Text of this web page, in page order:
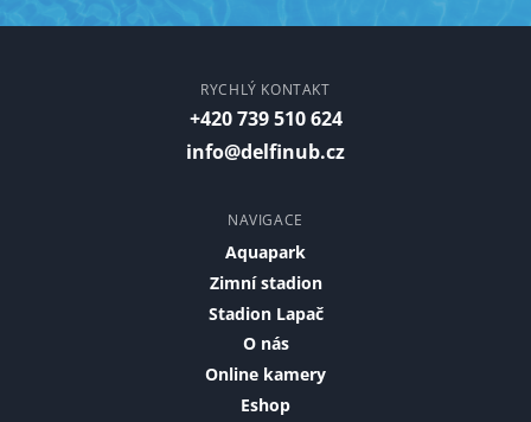
RYCHLÝ KONTAKT
+420 739 510 624
info@delfinub.cz
NAVIGACE
Aquapark
Zimní stadion
Stadion Lapač
O nás
Online kamery
Eshop